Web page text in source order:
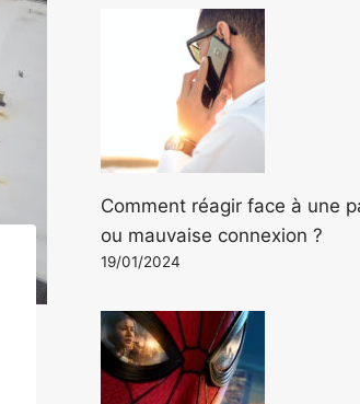
Comment réagir face à une
ou mauvaise connexion ?
19/01/2024